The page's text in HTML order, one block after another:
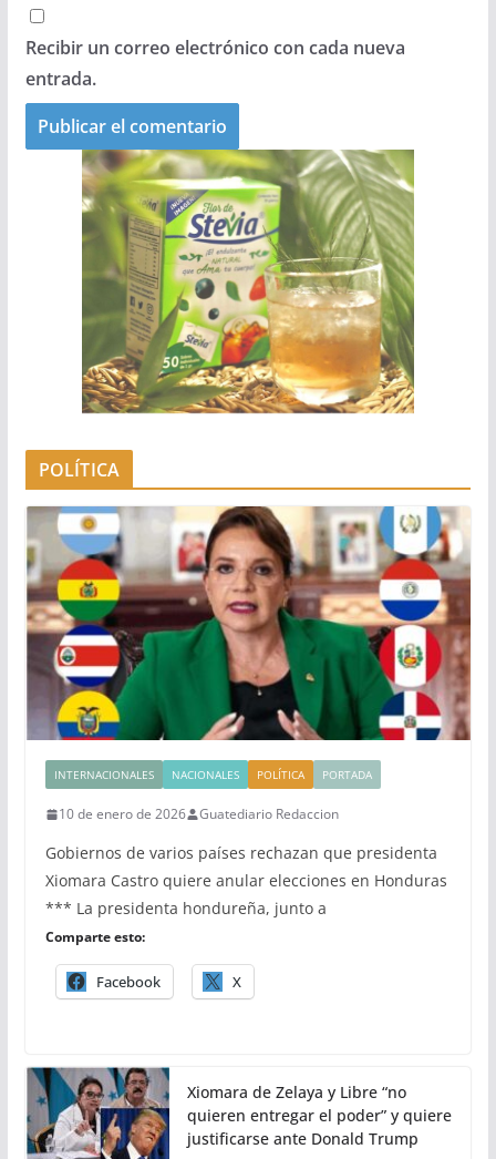
Recibir un correo electrónico con cada nueva
entrada.
POLÍTICA
INTERNACIONALES NACIONALES POLÍTICA PORTADA
10 de enero de 2026 Guatediario Redaccion
Gobiernos de varios países rechazan que presidenta
Xiomara Castro quiere anular elecciones en Honduras
*** La presidenta hondureña, junto a
Comparte esto:
Facebook X
Xiomara de Zelaya y Libre “no
quieren entregar el poder” y quiere
justificarse ante Donald Trump